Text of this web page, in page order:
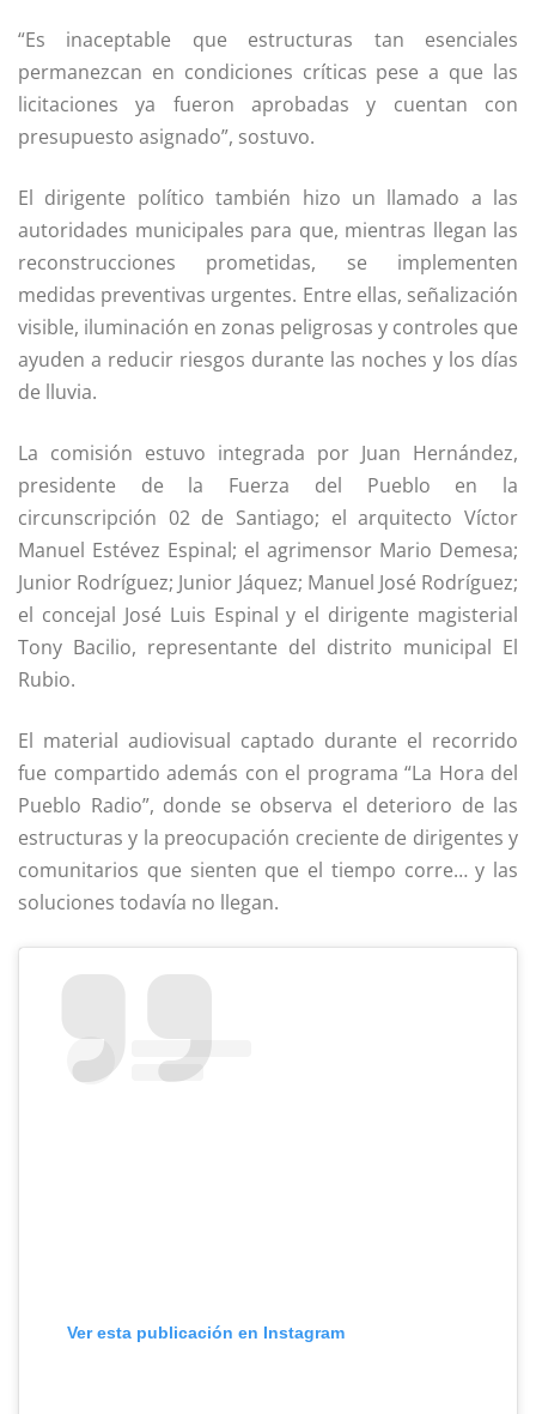
“Es inaceptable que estructuras tan esenciales
permanezcan en condiciones críticas pese a que las
licitaciones ya fueron aprobadas y cuentan con
presupuesto asignado”, sostuvo.
El dirigente político también hizo un llamado a las
autoridades municipales para que, mientras llegan las
reconstrucciones prometidas, se implementen
medidas preventivas urgentes. Entre ellas, señalización
visible, iluminación en zonas peligrosas y controles que
ayuden a reducir riesgos durante las noches y los días
de lluvia.
La comisión estuvo integrada por Juan Hernández,
presidente de la Fuerza del Pueblo en la
circunscripción 02 de Santiago; el arquitecto Víctor
Manuel Estévez Espinal; el agrimensor Mario Demesa;
Junior Rodríguez; Junior Jáquez; Manuel José Rodríguez;
el concejal José Luis Espinal y el dirigente magisterial
Tony Bacilio, representante del distrito municipal El
Rubio.
El material audiovisual captado durante el recorrido
fue compartido además con el programa “La Hora del
Pueblo Radio”, donde se observa el deterioro de las
estructuras y la preocupación creciente de dirigentes y
comunitarios que sienten que el tiempo corre… y las
soluciones todavía no llegan.
Ver esta publicación en Instagram